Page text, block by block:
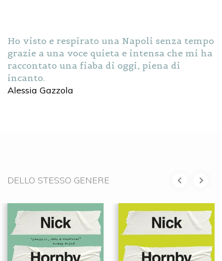
Ho visto e respirato una Napoli senza tempo
grazie a una voce quieta e intensa che mi ha
raccontato una fiaba di oggi, piena di
incanto.
Alessia Gazzola
DELLO STESSO GENERE